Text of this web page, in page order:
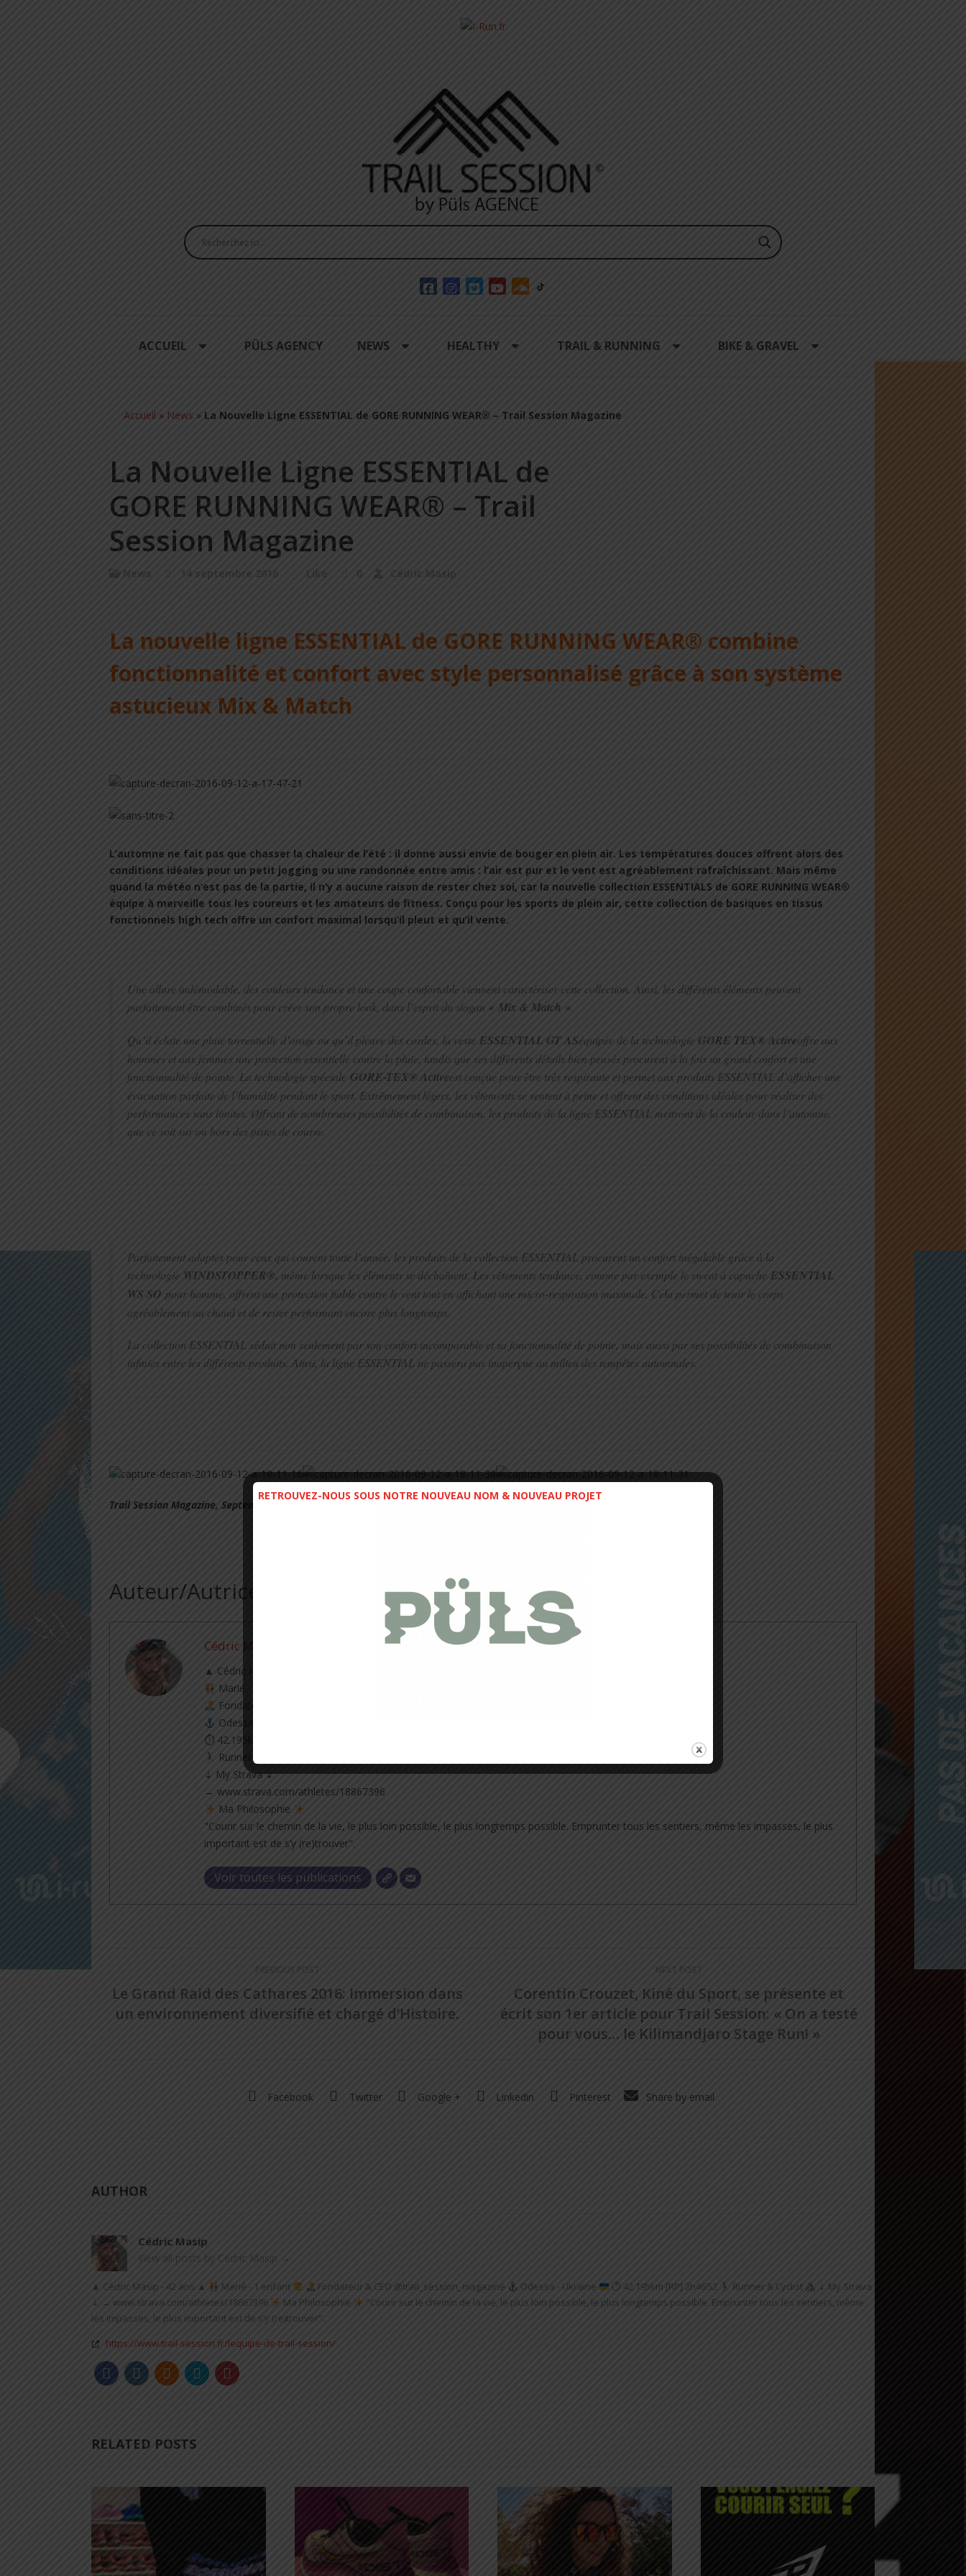
ACCUEIL PÜLS AGENCY NEWS HEALTHY TRAIL & RUNNING BIKE & GRAVEL
Accueil » News » La Nouvelle Ligne ESSENTIAL de GORE RUNNING WEAR® – Trail Session Magazine
La Nouvelle Ligne ESSENTIAL de
GORE RUNNING WEAR® – Trail
Session Magazine
News 14 septembre 2016 Like 0 Cédric Masip
La nouvelle ligne ESSENTIAL de GORE RUNNING WEAR® combine
fonctionnalité et confort avec style personnalisé grâce à son système
astucieux Mix & Match
L’automne ne fait pas que chasser la chaleur de l’été : il donne aussi envie de bouger en plein air. Les températures douces offrent alors des
conditions idéales pour un petit jogging ou une randonnée entre amis : l’air est pur et le vent est agréablement rafraîchissant. Mais même
quand la météo n’est pas de la partie, il n’y a aucune raison de rester chez soi, car la nouvelle collection ESSENTIALS de GORE RUNNING WEAR®
équipe à merveille tous les coureurs et les amateurs de fitness. Conçu pour les sports de plein air, cette collection de basiques en tissus
fonctionnels high tech offre un confort maximal lorsqu’il pleut et qu’il vente.
Une allure indémodable, des couleurs tendance et une coupe confortable viennent caractériser cette collection. Ainsi, les différents éléments peuvent
parfaitement être combinés pour créer son propre look, dans l’esprit du slogan « Mix & Match »
Qu’il éclate une pluie torrentielle d’orage ou qu’il pleuve des cordes, la veste ESSENTIAL GT ASéquipée de la technologie GORE TEX® Activeoffre aux
hommes et aux femmes une protection essentielle contre la pluie, tandis que ses différents détails bien pensés procurent à la fois un grand confort et une
fonctionnalité de pointe. La technologie spéciale GORE-TEX® Activeest conçue pour être très respirante et permet aux produits ESSENTIAL d’afficher une
évacuation parfaite de l’humidité pendant le sport. Extrêmement légers, les vêtements se sentent à peine et offrent des conditions idéales pour réaliser des
performances sans limites. Offrant de nombreuses possibilités de combinaison, les produits de la ligne ESSENTIAL mettront de la couleur dans l’automne,
que ce soit sur ou hors des pistes de course.
Parfaitement adaptés pour ceux qui courent toute l’année, les produits de la collection ESSENTIAL procurent un confort inégalable grâce à la
technologie WINDSTOPPER®, même lorsque les éléments se déchaînent. Les vêtements tendance, comme par exemple le sweat à capuche ESSENTIAL
WS SO pour homme, offrent une protection fiable contre le vent tout en affichant une micro-respiration maximale. Cela permet de tenir le corps
agréablement au chaud et de rester performant encore plus longtemps.
La collection ESSENTIAL séduit non seulement par son confort incomparable et sa fonctionnalité de pointe, mais aussi par ses possibilités de combinaison
infinies entre les différents produits. Ainsi, la ligne ESSENTIAL ne passera pas inaperçue au milieu des tempêtes automnales.
Trail Session Magazine, Septembre 2016
Auteur/Autrice
Cédric Masip
▲ Cédric Masip - 42 ans ▲
Marié - 1 enfant
Fondateur & CEO @trail_session_magazine
Odessa - Ukraine
⏱ 42.195km [RP] 2h46’52
Runner & Cyclist
⇣ My Strava ⇣
→ www.strava.com/athletes/18867396
Ma Philosophie
"Courir sur le chemin de la vie, le plus loin possible, le plus longtemps possible. Emprunter tous les sentiers, même les impasses, le plus
important est de s’y (re)trouver".
Voir toutes les publications
PREVIOUS POST
Le Grand Raid des Cathares 2016: Immersion dans
un environnement diversifié et chargé d’Histoire.
NEXT POST
Corentin Crouzet, Kiné du Sport, se présente et
écrit son 1er article pour Trail Session: « On a testé
pour vous… le Kilimandjaro Stage Run! »
Facebook Twitter Google + Linkedin Pinterest Share by email
AUTHOR
Cédric Masip
View all posts by Cédric Masip →
▲ Cédric Masip - 42 ans ▲ Marié - 1 enfant Fondateur & CEO @trail_session_magazine Odessa - Ukraine ⏱ 42.195km [RP] 2h46’52 Runner & Cyclist
⇣ My Strava
⇣ → www.strava.com/athletes/18867396
Ma Philosophie
"Courir sur le chemin de la vie, le plus loin possible, le plus longtemps possible. Emprunter tous les sentiers, même
les impasses, le plus important est de s’y (re)trouver".
https://www.trail-session.fr/lequipe-de-trail-session/
RELATED POSTS
RETROUVEZ-NOUS SOUS NOTRE NOUVEAU NOM & NOUVEAU PROJET